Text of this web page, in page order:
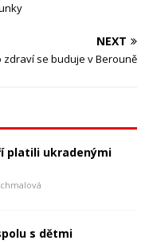
NEXT
zdraví se buduje v Berouně
platili ukradenými
s dětmi